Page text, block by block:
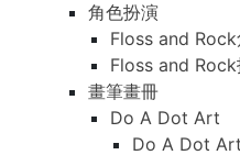
角色扮演
Floss and
Floss and
畫筆畫冊
Do A Dot Art
Do A Dot